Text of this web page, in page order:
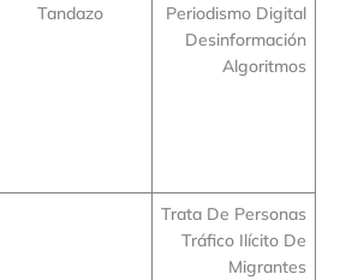
Tandazo
Periodismo Digital
Desinformación
Algoritmos
Trata De Personas
Tráfico Ilícito De
Migrantes